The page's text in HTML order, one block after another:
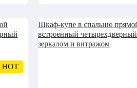
HOT
Шкаф-купе в спальню
встроенный
зеркалом и витражом